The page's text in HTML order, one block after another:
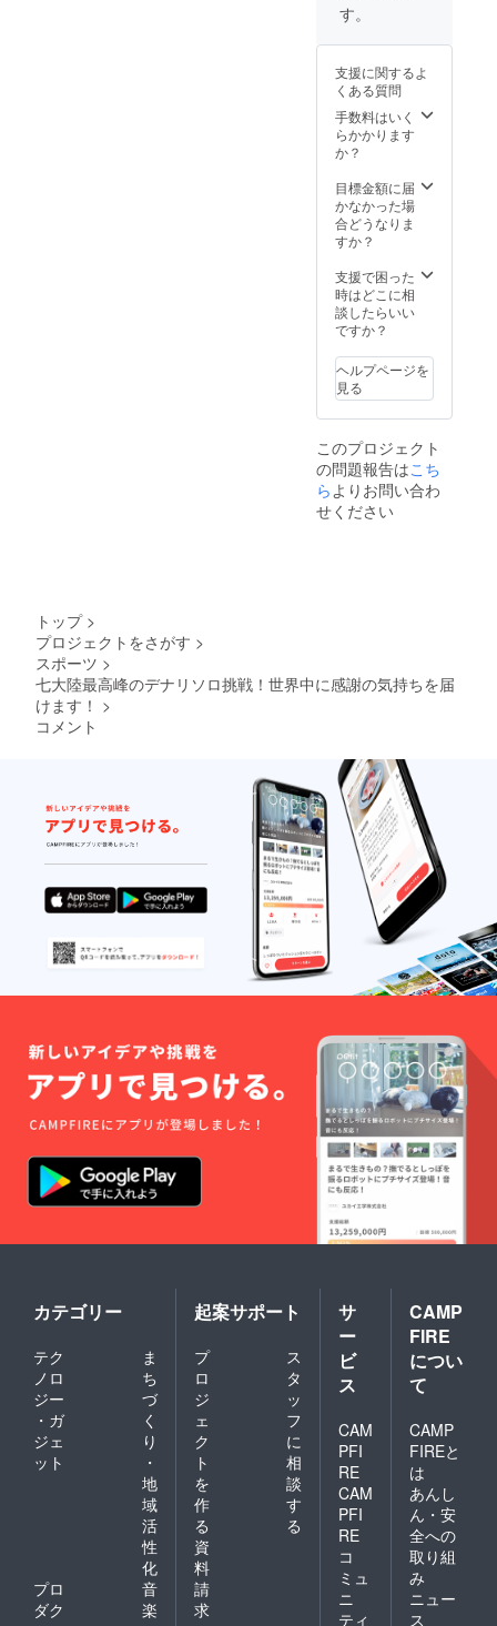
回の
ヨー
ロッパ
最高峰
エルブ
ルース
とその
旅の写
真をお
送りさ
きま
す。 ま
た今回
デナリ
スカの
写真
や・旅
の写真
送らさ
せて頂
きま
す。 ま
た、山
ではあ
ります
トカー
ドを届
け先に
お届け
しま
す。
す。
支援に関するよ
くある質問
手数料はいく
らかかります
か？
目標金額に届
かなかった場
合どうなりま
すか？
支援で困った
時はどこに相
談したらいい
ですか？
ヘルプページを
見る
このプロジェクト
の問題報告はこち
ら よりお問い合わ
せください
トップ >
プロジェクトをさがす >
スポーツ >
七大陸最高峰のデナリソロ挑戦！世界中に感謝の気持ちを届
けます！ >
コメント
カテゴリー
テク
ノロ
ジー
・ガ
ジェ
ット
ま
ち
づ
く
り
・
地
域
活
性
化
プロ
ダク
音
楽
起案サポート
プ
ロ
ジ
ェ
ク
ト
を
作
る
ス
タ
ッ
フ
に
相
談
す
る
資
料
請
求
サ
ー
ビ
ス
CAM
PFI
RE
CAM
PFI
RE
コ
ミュ
ニ
ティ
CAMP
FIRE
につい
て
CAMP
FIREと
は
あんし
ん・安
全への
取り組
み
ニュー
ス